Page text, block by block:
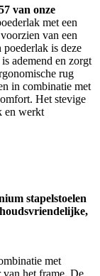
van onze
met een
van een
is deze
ademend en zorgt
rug
in combinatie met
Het stevige
en werkt
stapelstoelen
met
van het frame. De